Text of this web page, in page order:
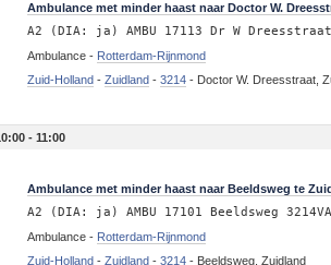
Ambulance met minder haast naar Doctor W.
A2 (DIA: ja) AMBU 17113 Dr W Dreesstraat
Ambulance - Rotterdam-Rijnmond
Zuid-Holland -Zuidland -3214 - Doctor W. Dreesstraat,
- 11:00
Ambulance met minder haast naar Beeldsweg te
A2 (DIA: ja) AMBU 17101 Beeldsweg
Ambulance - Rotterdam-Rijnmond
Zuid-Holland -Zuidland -3214 - Beeldsweg, Zuidland